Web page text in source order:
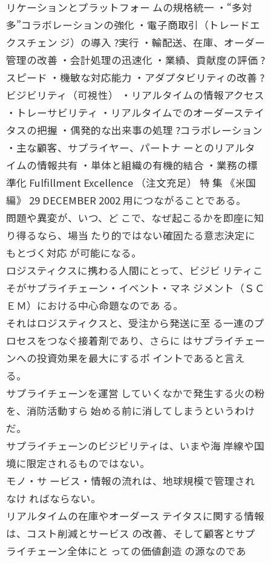
リケーションとプラットフォー ムの規格統一 ・“多対
多”コラボレーションの強化 ・電子商取引（トレードエ
クスチェン ジ）の導入 ?実行 ・輸配送、在庫、オーダー
管理の改善 ・会計処理の迅速化 ・業績、貢献度の評価 ?
スピード ・機敏な対応能力 ・アダプタビリティの改善 ?
ビジビリティ（可視性） ・リアルタイムの情報アクセス
・トレーサビリティ ・リアルタイムでのオーダーステイ
タスの把握 ・偶発的な出来事の処理 ?コラボレーション
・主な顧客、サプライヤー、パートナ ーとのリアルタ
イムの情報共有 ・単体と組織の有機的結合 ・業務の標
準化 Fulfillment Excellence （注文充足） 特 集 《米国
編》 29 DECEMBER 2002 用につながることである。
問題や異変が、いつ、ど こで、なぜ起こるかを即座に知
り得るなら、場当 たり的ではない確固たる意志決定に
もとづく対応 が可能になる。
ロジスティクスに携わる人間にとって、ビジビ リティこ
そがサプライチェーン・イベント・マネ ジメント（ＳＣ
ＥＭ）における中心命題なのであ る。
それはロジスティクスと、受注から発送に至 る一連のプ
ロセスをつなぐ接着剤であり、さらに はサプライチェー
ンへの投資効果を最大にするポ イントであると言え
る。
サプライチェーンを運営 していくなかで発生する火の粉
を、消防活動すら 始める前に消してしまうというわけ
だ。
サプライチェーンのビジビリティは、いまや海 岸線や国
境に限定されるものではない。
モノ・サ ービス・情報の流れは、地球規模で管理され
なけ ればならない。
リアルタイムの在庫やオーダース テイタスに関する情報
は、コスト削減とサービス の改善、そして顧客とサプ
ライチェーン全体にと っての価値創造 の源なのであ